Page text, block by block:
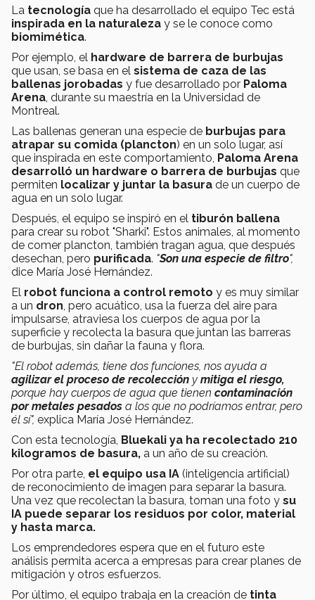
La tecnología que ha desarrollado el equipo Tec está
inspirada en la naturaleza y se le conoce como
biomimética.
Por ejemplo, el hardware de barrera de burbujas
que usan, se basa en el sistema de caza de las
ballenas jorobadas y fue desarrollado por Paloma
Arena, durante su maestría en la Universidad de
Montreal.
Las ballenas generan una especie de burbujas para
atrapar su comida (plancton) en un solo lugar, así
que inspirada en este comportamiento, Paloma Arena
desarrolló un hardware o barrera de burbujas que
permiten localizar y juntar la basura de un cuerpo de
agua en un solo lugar.
Después, el equipo se inspiró en el tiburón ballena
para crear su robot "Sharki". Estos animales, al momento
de comer plancton, también tragan agua, que después
desechan, pero purificada. "Son una especie de filtro",
dice María José Hernández.
El robot funciona a control remoto y es muy similar
a un dron, pero acuático, usa la fuerza del aire para
impulsarse, atraviesa los cuerpos de agua por la
superficie y recolecta la basura que juntan las barreras
de burbujas, sin dañar la fauna y flora.
"El robot además, tiene dos funciones, nos ayuda a
agilizar el proceso de recolección y mitiga el riesgo,
porque hay cuerpos de agua que tienen contaminación
por metales pesados a los que no podríamos entrar, pero
él sí", explica María José Hernández.
Con esta tecnología, Bluekali ya ha recolectado 210
kilogramos de basura, a un año de su creación.
Por otra parte, el equipo usa IA (inteligencia artificial)
de reconocimiento de imagen para separar la basura.
Una vez que recolectan la basura, toman una foto y su
IA puede separar los residuos por color, material
y hasta marca.
Los emprendedores espera que en el futuro este
análisis permita acerca a empresas para crear planes de
mitigación y otros esfuerzos.
Por último, el equipo trabaja en la creación de tinta